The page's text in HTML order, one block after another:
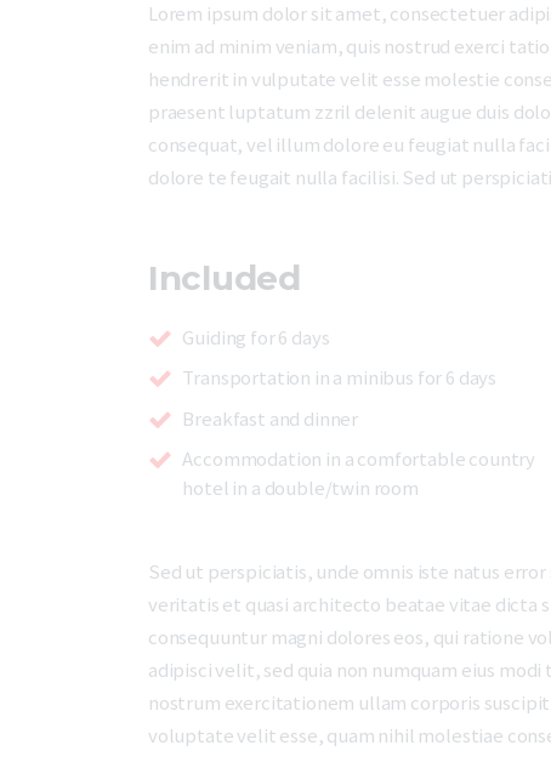
Lorem ipsum dolor sit amet, consectetuer
enim ad minim veniam, quis nostrud exerci
hendrerit in vulputate velit esse molestie
praesent luptatum zzril delenit augue duis
consequat, vel illum dolore eu feugiat nulla
dolore te feugait nulla facilisi. Sed ut
Included
Guiding for 6 days
Transportation in a minibus for 6 days
Breakfast and dinner
Accommodation in a comfortable country
hotel in a double/twin room
Sed ut perspiciatis, unde omnis iste natus
veritatis et quasi architecto beatae vitae dicta
consequuntur magni dolores eos, qui ratione
adipisci velit, sed quia non numquam eius
nostrum exercitationem ullam corporis
voluptate velit esse, quam nihil molestiae